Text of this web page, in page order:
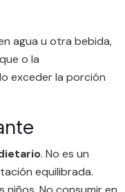
agua u otra bebida,
o la
exceder la porción
. No es un
equilibrada.